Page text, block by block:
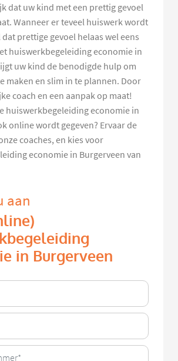
dat uw kind met een prettig gevoel
Wanneer er teveel huiswerk wordt
prettige gevoel helaas wel eens
huiswerkbegeleiding economie in
uw kind de benodigde hulp om
maken en slim in te plannen. Door
coach en een aanpak op maat!
huiswerkbegeleiding economie in
online wordt gegeven? Ervaar de
coaches, en kies voor
economie in Burgerveen van
aan
in Burgerveen